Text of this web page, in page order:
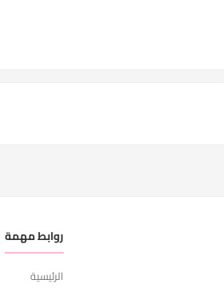
روابط مهمة
الرئيسية